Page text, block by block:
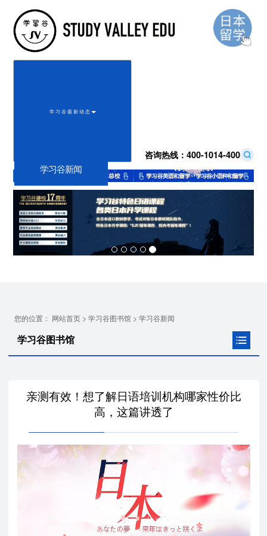
学 习 谷 最 新 动 态
咨询热线：400-1014-400
Previous Next
学习谷新闻
您的位置： 网站首页> 学习谷图书馆> 学习谷新闻
学习谷图书馆
亲测有效！想了解日语培训机构哪家性价比
高，这篇讲透了